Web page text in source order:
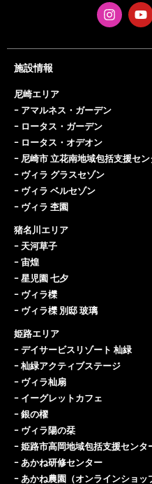
施設情報
尼崎エリア
ｰ アマルネス・ガーデン
ｰ ロータス・ガーデン
ｰ ロータス・オデオン
ｰ 尼崎市 立花南地域包括支援セン
ｰ ヴィラ グラスセゾン
ｰ ヴィラ ベルセゾン
ｰ ヴィラ 杢園
猪名川エリア
ｰ 天河草子
ｰ 宙煌
ｰ 星児園 七夕
ｰ ヴィラ櫟
ｰ ヴィラ櫟 別邸 玻璃
姫路エリア
ｰ デイサービスリゾート 杣緑
ｰ 杣緑アクティブステージ
ｰ ヴィラ杣扇
ｰ イーグレットカフェ
ｰ 銀の櫂
ｰ ヴィラ陽の栞
ｰ 姫路市高岡地域包括支援センタ
ｰ あかね研修センター
ｰ あかね農園（オンラインショッ